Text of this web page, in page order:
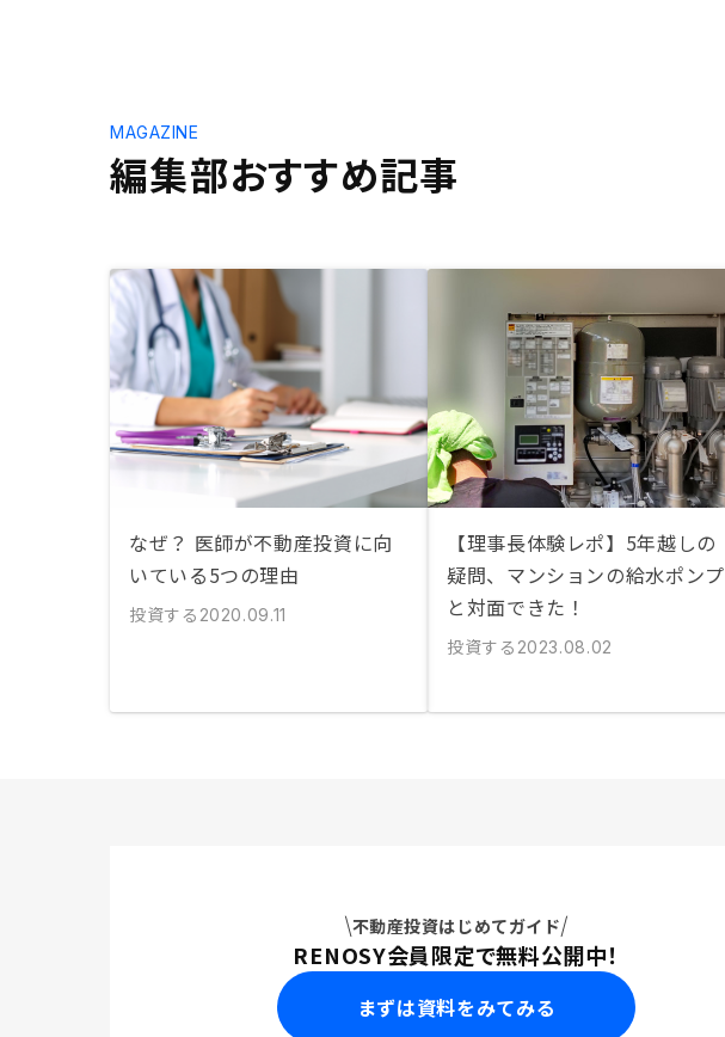
編集部おすすめ記事
MAGAZINE
なぜ？ 医師が不動産投資に向
いている5つの理由
投資する 2020.09.11
【理事長体験レポ】5年越しの
疑問、マンションの給水ポンプ
と対面できた！
投資する 2023.08.02
不動産投資はじめてガイド
RENOSY会員限定で無料公開中！
まずは資料をみてみる